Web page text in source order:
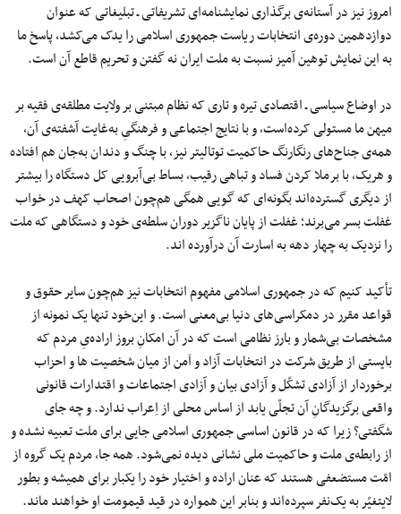
امروز نیز در آستانه‌ی برگذاری نمایشنامه‌‌ای تشریفاتی ـ تبلیغاتی که عنوان
دوازدهمین دوره‌ی انتخابات ریاست جمهوری اسلامی را یدک می‌کشد، پاسخ ما
به این نمایش توهین آمیز نسبت به ملت ایران نه گفتن و تحریم قاطع آن است.
در اوضاع سیاسی ـ اقتصادی تیره و تاری که نظام مبتنی بر ولایت مطلقه‌ی فقیه بر
میهن ما مستولی کرده‌است، و با نتایج اجتماعی و فرهنگیِ به‌غایت آشفته‌‌ی آن،
همه‌ی جناح‌های رنگارنگ حاکمیت توتالیتر نیز، با چنگ‌ و دندان به‌جان هم افتاده‌
و هریک، با برملا کردن فساد و تباهی رقیب، بساط بی‌آبرویی کل دستگاه را بیشتر
از دیگری گسترده‌‌اند بگونه‌ای که گویی همگی هم‌چون اصحاب کهف در خواب
غفلت بسر می‌برند؛ غفلت از پایان ناگزیر دوران سلطه‌ی ‌‌‌‌‌‌‌‌‌‌‌‌‌‌‌‌‌‌‌‌‌‌‌‌‌‌خود و دستگاهی که ملت
را نزدیک به چهار دهه به اسارت آن درآورده اند.
تأکید کنیم که در جمهوری اسلامی مفهوم انتخابات نیز هم‌چون سایر حقوق و
قواعد مقرر در دمکراسی‌های دنیا بی‌معنی است. و این‌خود تنها یک نمونه از
مشخصات بی‌شمار و بارز نظامی‌ است که در آن امکانِ بروز اراده‌یِ مردم که
بایستی از طریق شرکت در انتخابات آزاد و اَمن از میان شخصیت ها و احزاب
برخوردار از آزادی تشکّل و آزادی بیان و آزادی اجتماعات و اقتدارات قانونی
واقعی برگزیدگانِ آن تجلّی ‌یابد از اساس محلی از اِعراب ندارد. و چه جای
شگفتی؟ زیرا که در قانون اساسی جمهوری اسلامی جایی برای ملت تعبیه نشده و
از رابطه‌ی ملت و حاکمیت ملی نشانی دیده نمی‌شود. همه جا، مردم یک گروه از
امّت مستضعفی هستند که عنان اراده و اختیار خود را یکبار برای همیشه و بطور
لایتغیّر به یک‌نفر سپرده‌اند و بنابر این همواره در قید قیمومت او خواهند ماند.